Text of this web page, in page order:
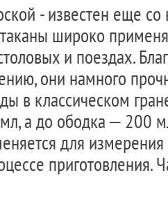
- известен еще
широко
и поездах.
они намного
в классическом
а до ободка – 200
для измерения
приготовления.